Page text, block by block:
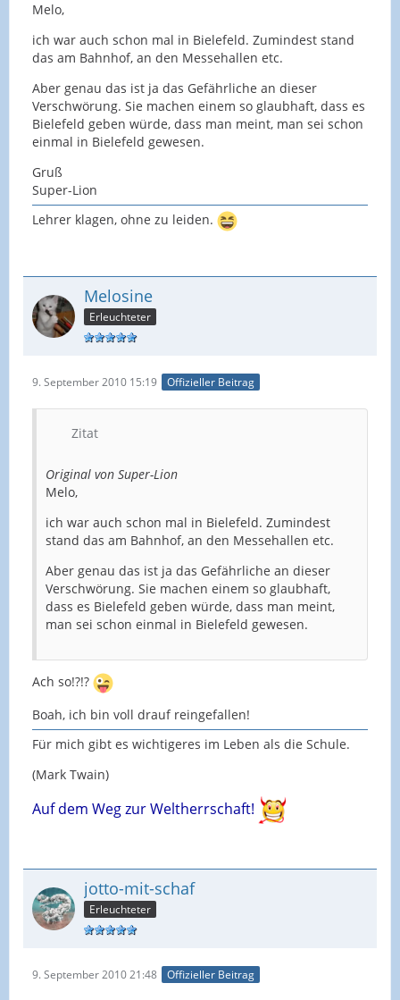
Melo,
ich war auch schon mal in Bielefeld. Zumindest stand
das am Bahnhof, an den Messehallen etc.
Aber genau das ist ja das Gefährliche an dieser
Verschwörung. Sie machen einem so glaubhaft, dass es
Bielefeld geben würde, dass man meint, man sei schon
einmal in Bielefeld gewesen.
Gruß
Super-Lion
Lehrer klagen, ohne zu leiden.
Melosine
Erleuchteter
9. September 2010 15:19 Offizieller Beitrag
Zitat
Original von Super-Lion
Melo,
ich war auch schon mal in Bielefeld. Zumindest
stand das am Bahnhof, an den Messehallen etc.
Aber genau das ist ja das Gefährliche an dieser
Verschwörung. Sie machen einem so glaubhaft,
dass es Bielefeld geben würde, dass man meint,
man sei schon einmal in Bielefeld gewesen.
Ach so!?!?
Boah, ich bin voll drauf reingefallen!
Für mich gibt es wichtigeres im Leben als die Schule.
(Mark Twain)
Auf dem Weg zur Weltherrschaft!
jotto-mit-schaf
Erleuchteter
9. September 2010 21:48 Offizieller Beitrag